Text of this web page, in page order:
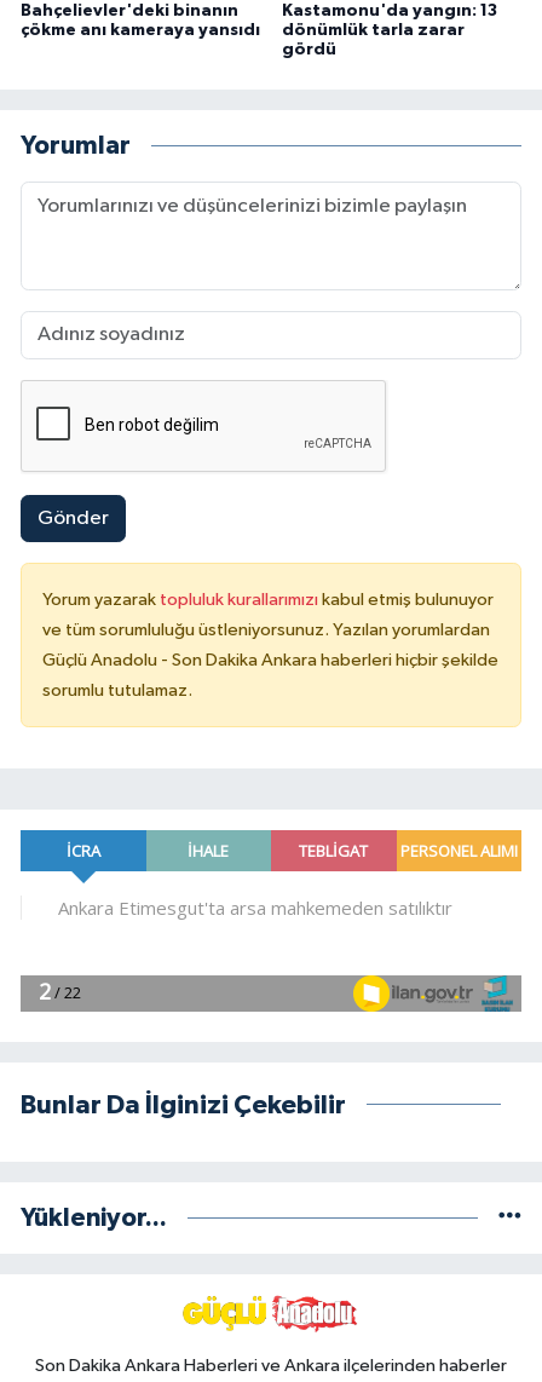
Bahçelievler'deki binanın
çökme anı kameraya yansıdı
Kastamonu'da yangın: 13
dönümlük tarla zarar
gördü
Yorumlar
Gönder
Yorum yazarak topluluk kurallarımızı kabul etmiş bulunuyor
ve tüm sorumluluğu üstleniyorsunuz. Yazılan yorumlardan
Güçlü Anadolu - Son Dakika Ankara haberleri hiçbir şekilde
sorumlu tutulamaz.
Bunlar Da İlginizi Çekebilir
Yükleniyor...
Son Dakika Ankara Haberleri ve Ankara ilçelerinden haberler